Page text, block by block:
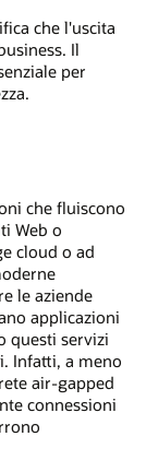
che l'uscita
Il
per
che fluiscono
Web o
cloud o ad
le aziende
applicazioni
questi servizi
Infatti, a meno
air-gapped
connessioni